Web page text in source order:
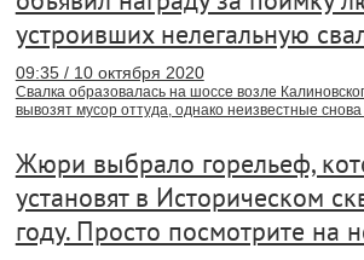
устроивших нелегальную
09:35 / 10 октября 2020
Свалка образовалась на шоссе возле
вывозят мусор оттуда, однако неизвестные
Жюри выбрало горельеф,
установят в Историческом
году. Просто посмотрите на